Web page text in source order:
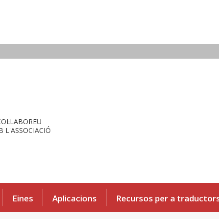
L'ASSOCIACIÓ
Eines Aplicacions Recursos per a